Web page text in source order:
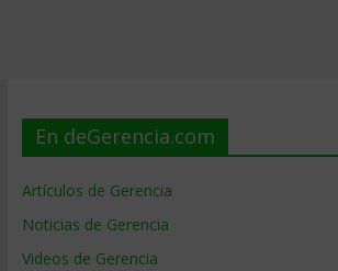
En deGerencia.com
Artículos de Gerencia
Noticias de Gerencia
Videos de Gerencia